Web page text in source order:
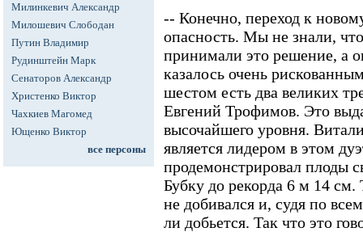
Милинкевич Александр
Милошевич Слободан
Путин Владимир
Рудинштейн Марк
Сенаторов Александр
Христенко Виктор
Чахкиев Магомед
Ющенко Виктор
все персоны
-- Конечно, переход к
опасность. Мы не знали,
принимали это решение, а
казалось очень
шестом есть два великих
Евгений Трофимов. Это
высочайшего уровня.
является лидером в этом
продемонстрировал плоды
Бубку до рекорда 6 м 14 см.
не добивался и, судя по
ли добьется. Так что это